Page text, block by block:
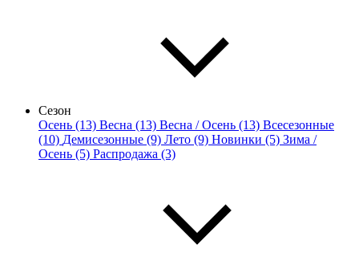
Сезон
Осень (13) Весна (13) Весна / Осень (13) Всесезонные
(10) Демисезонные (9) Лето (9) Новинки (5) Зима /
Осень (5) Распродажа (3)